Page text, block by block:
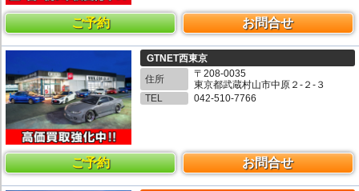
ご予約 お問合せ
GTNET西東京
住所
〒208-0035
東京都武蔵村山市中原２-２-３
TEL
042-510-7766
ご予約 お問合せ